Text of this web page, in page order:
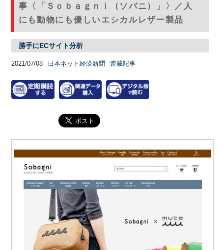
事〈「Ｓｏｂａｇｎｉ（ソバニ）」〉／人
にも動物にも優しいエシカルレザー製品
勝手にECサイト分析
2021/07/08 日本ネット経済新聞 連載記事